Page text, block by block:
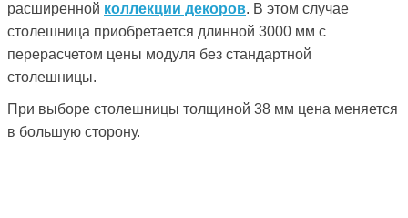
расширенной коллекции декоров. В этом случае
столешница приобретается длинной 3000 мм с
перерасчетом цены модуля без стандартной
столешницы.
При выборе столешницы толщиной 38 мм цена меняется
в большую сторону.